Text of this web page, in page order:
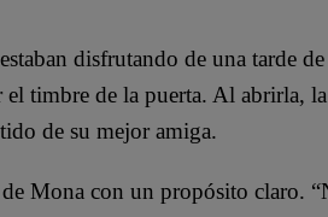
disfrutando de una tarde
timbre de la puerta. Al abrirla, la
de su mejor amiga.
Mona con un propósito claro.